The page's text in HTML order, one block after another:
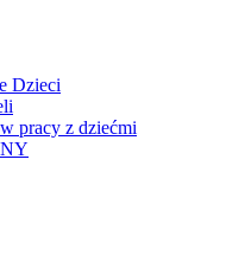
Dzieci
pracy z dziećmi